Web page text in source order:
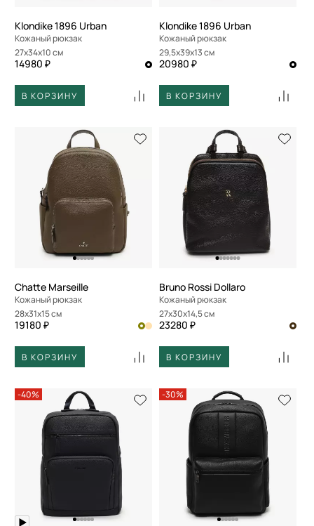
Klondike 1896 Urban
Кожаный рюкзак
27x34x10 см
14980 ₽
В КОРЗИНУ
Klondike 1896 Urban
Кожаный рюкзак
29,5x39x13 см
20980 ₽
В КОРЗИНУ
Chatte Marseille
Кожаный рюкзак
28x31x15 см
19180 ₽
В КОРЗИНУ
Bruno Rossi Dollaro
Кожаный рюкзак
27x30x14,5 см
23280 ₽
В КОРЗИНУ
-40% -30%